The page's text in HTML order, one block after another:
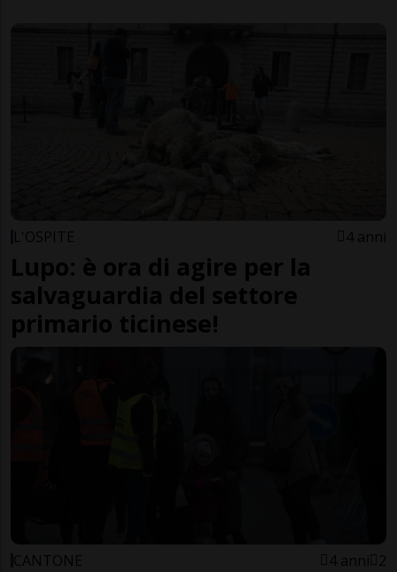
L'OSPITE 4 anni
Lupo: è ora di agire per la
salvaguardia del settore
primario ticinese!
CANTONE 4 anni 2